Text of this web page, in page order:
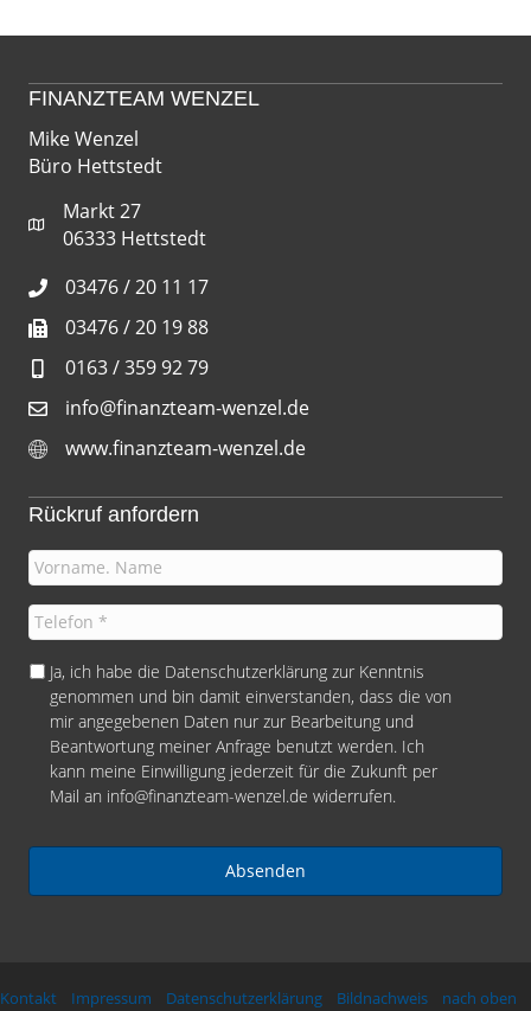
FINANZTEAM WENZEL
Mike Wenzel
Büro Hettstedt
Markt 27
06333 Hettstedt
03476 / 20 11 17
03476 / 20 19 88
0163 / 359 92 79
info@finanzteam-wenzel.de
www.finanzteam-wenzel.de
Rückruf anfordern
I
h
r
N
m
T
e
l
e
D
u
Ja, ich habe die Datenschutzerklärung zur Kenntnis
genommen und bin damit einverstanden, dass die von
mir angegebenen Daten nur zur Bearbeitung und
Beantwortung meiner Anfrage benutzt werden. Ich
kann meine Einwilligung jederzeit für die Zukunft per
Mail an info@finanzteam-wenzel.de widerrufen.
Kontakt Impressum Datenschutzerklärung Bildnachweis nach oben